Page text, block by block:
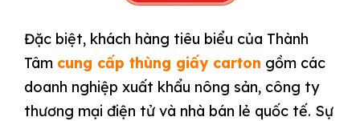
Đặc biệt, khách hàng tiêu biểu của Thành
Tâm cung cấp thùng giấy carton gồm các
doanh nghiệp xuất khẩu nông sản, công ty
thương mại điện tử và nhà bán lẻ quốc tế. Sự